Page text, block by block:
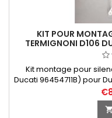
KIT POUR
TERMIGNONI D106
Kit montage pour
Ducati 96454711B) pour
Bandes sous-rivets
1x sticker Termignoni
